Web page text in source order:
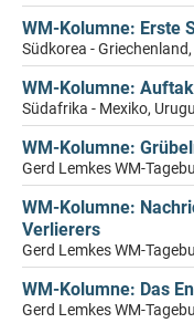
WM-Kolumne: Erste
Südkorea -
WM-Kolumne:
Südafrika - Mexiko,
WM-Kolumne:
Gerd Lemkes WM-
WM-Kolumne:
Verlierers
Gerd Lemkes WM-
WM-Kolumne: Das
Gerd Lemkes WM-